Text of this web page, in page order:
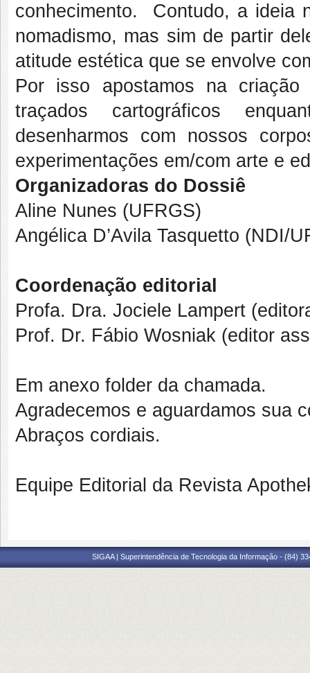
conhecimento. Contudo, a ideia
nomadismo, mas sim de partir
atitude estética que se envolve
Por isso apostamos na
traçados cartográficos
desenharmos com nossos
experimentações em/com arte e
Organizadoras do Dossiê
Aline Nunes (UFRGS)
Angélica D’Avila Tasquetto (NDI/
Coordenação editorial
Profa. Dra. Jociele Lampert
Prof. Dr. Fábio Wosniak (editor
Em anexo folder da chamada.
Agradecemos e aguardamos sua
Abraços cordiais.
Equipe Editorial da Revista
SIGAA | Superintendência de Tecnologia da Informação - (84)